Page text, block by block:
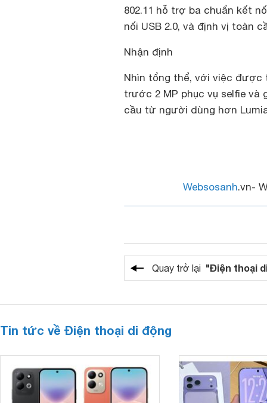
802.11 hỗ trợ ba chuẩn kết
nối USB 2.0, và định vị toàn
Nhận định
Nhìn tổng thể, với việc được
trước 2 MP phục vụ selfie và
cầu từ người dùng hơn
Websosanh.vn-
Quay trở lại "Điện thoại
Tin tức về Điện thoại di động